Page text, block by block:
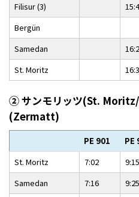
Filisur (3)
Bergün
Samedan
St. Moritz
② サンモリッツ(St.
(Zermatt)
PE 901 PE
St. Moritz
7:02 9:15
Samedan
7:16 9:25